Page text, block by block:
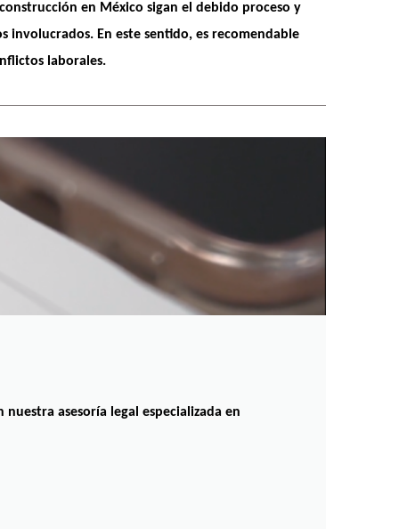
en México sigan el debido proceso y
En este sentido, es recomendable
laborales.
asesoría legal especializada en